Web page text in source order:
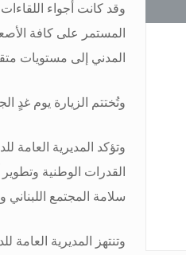
وقد كانت أجواء
المستمر على كافة
المدني إلى مستويات
وتُختتم الزيارة يوم غدٍ
وتؤكد المديرية العامة
القدرات الوطنية
سلامة المجتمع
وتنتهز المديرية العامة